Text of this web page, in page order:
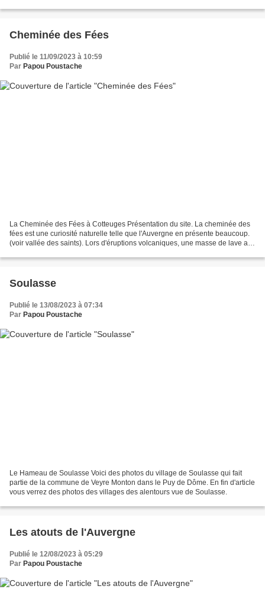
Cheminée des Fées
Publié le 11/09/2023 à 10:59
Par Papou Poustache
La Cheminée des Fées à Cotteuges Présentation du site. La cheminée des
fées est une curiosité naturelle telle que l'Auvergne en présente beaucoup.
(voir vallée des saints). Lors d'éruptions volcaniques, une masse de lave a
Soulasse
Publié le 13/08/2023 à 07:34
Par Papou Poustache
Le Hameau de Soulasse Voici des photos du village de Soulasse qui fait
partie de la commune de Veyre Monton dans le Puy de Dôme. En fin d'article
vous verrez des photos des villages des alentours vue de Soulasse.
Les atouts de l'Auvergne
Publié le 12/08/2023 à 05:29
Par Papou Poustache